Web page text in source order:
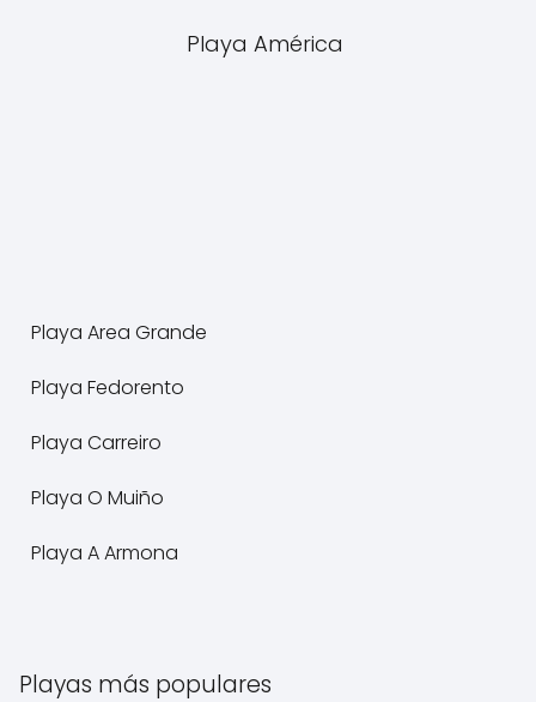
Playa América
Playa Area Grande
Playa Fedorento
Playa Carreiro
Playa O Muiño
Playa A Armona
Playas más populares